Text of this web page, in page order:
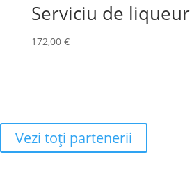
Serviciu de liqueur
172,00 €
Vezi toţi partenerii